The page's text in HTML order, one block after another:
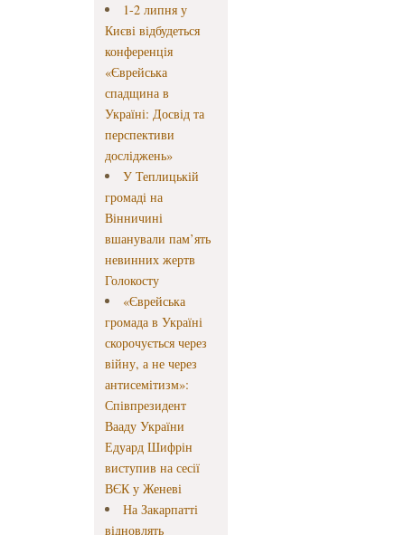
1-2 липня у
Києві відбудеться
конференція
«Єврейська
спадщина в
Україні: Досвід та
перспективи
досліджень»
У Теплицькій
громаді на
Вінничині
вшанували пам’ять
невинних жертв
Голокосту
«Єврейська
громада в Україні
скорочується через
війну, а не через
антисемітизм»:
Співпрезидент
Вааду України
Едуард Шифрін
виступив на сесії
ВЄК у Женеві
На Закарпатті
відновлять